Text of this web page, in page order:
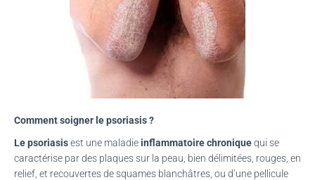
Comment soigner le psoriasis ?
Le psoriasisest une maladieinflammatoire chroniquequi se
caractérise par des plaques sur la peau, bien délimitées, rouges, en
relief, et recouvertes de squames blanchâtres, ou d’une pellicule